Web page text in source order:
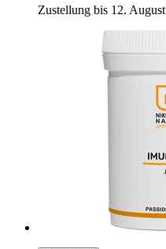
Zustellung bis 12. August